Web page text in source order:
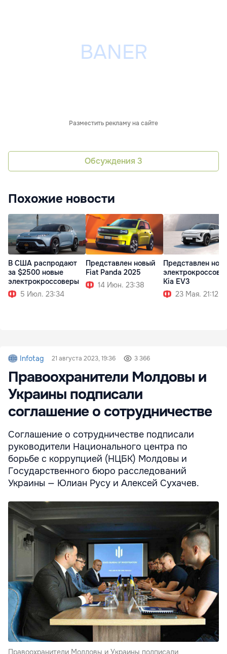
Разместить рекламу на сайте
Обсуждения 3
Похожие новости
В США распродают
за $2500 новые
электрокроссоверы
5 Июл. 23:34
Представлен новый
Fiat Panda 2025
14 Июн. 23:38
Представлен
Kia EV3
23 Мая. 21:12
Infotag 21 августа 2023, 19:36 3 366
Правоохранители Молдовы и
Украины подписали
соглашение о сотрудничестве
Соглашение о сотрудничестве подписали
руководители Национального центра по
борьбе с коррупцией (НЦБК) Молдовы и
Государственного бюро расследований
Украины — Юлиан Русу и Алексей Сухачев.
Правоохранители Молдовы и Украины подписали